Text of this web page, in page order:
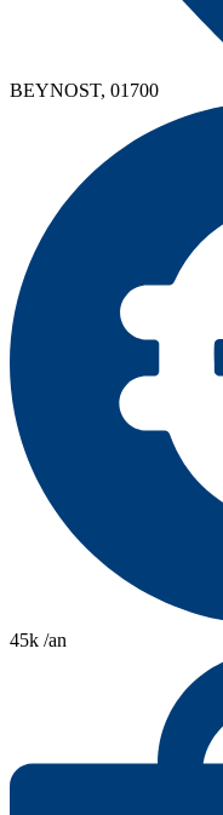
BEYNOST, 01700
45k /an